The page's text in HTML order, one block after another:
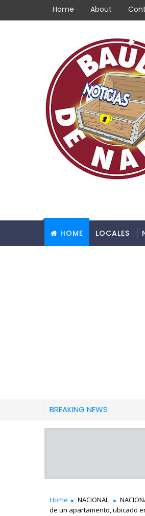
Home About
HOME LOCALES
BREAKING NEWS
Home NACIONAL
de un apartamento, ubicado